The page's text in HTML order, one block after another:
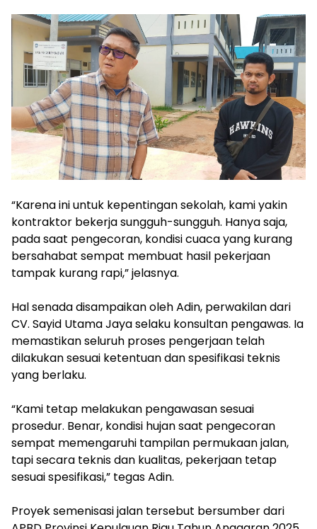
‎“Karena ini untuk kepentingan sekolah, kami yakin
kontraktor bekerja sungguh-sungguh. Hanya saja,
pada saat pengecoran, kondisi cuaca yang kurang
bersahabat sempat membuat hasil pekerjaan
tampak kurang rapi,” jelasnya.
‎Hal senada disampaikan oleh Adin, perwakilan dari
CV. Sayid Utama Jaya selaku konsultan pengawas. Ia
memastikan seluruh proses pengerjaan telah
dilakukan sesuai ketentuan dan spesifikasi teknis
yang berlaku.
‎“Kami tetap melakukan pengawasan sesuai
prosedur. Benar, kondisi hujan saat pengecoran
sempat memengaruhi tampilan permukaan jalan,
tapi secara teknis dan kualitas, pekerjaan tetap
sesuai spesifikasi,” tegas Adin.
‎Proyek semenisasi jalan tersebut bersumber dari